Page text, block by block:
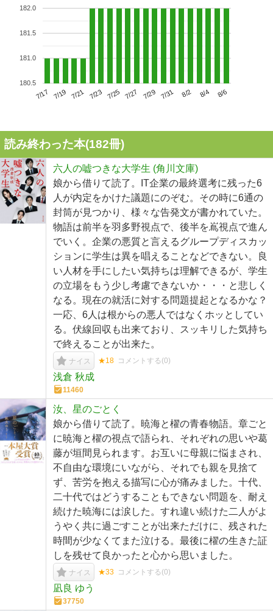
7/17 7/19 7/21 7/23 7/25 7/27 7/29 7/31 8/2 8/4 8/6
180.5
181.0
181.5
182.0
読み終わった本(182冊)
六人の嘘つきな大学生 (角川文庫)
娘から借りて読了。IT企業の最終選考に残った6
人が内定をかけた議題にのぞむ。その時に6通の
封筒が見つかり、様々な告発文が書かれていた。
物語は前半を羽多野視点で、後半を嶌視点で進ん
でいく。企業の悪質と言えるグループディスカッ
ションに学生は異を唱えることなどできない。良
い人材を手にしたい気持ちは理解できるが、学生
の立場をもう少し考慮できないか・・・と悲しく
なる。現在の就活に対する問題提起となるかな？
一応、6人は根からの悪人ではなくホッとしてい
る。伏線回収も出来ており、スッキリした気持ち
で終えることが出来た。
ナイス ★18 コメントする(0)
浅倉 秋成
11460
汝、星のごとく
娘から借りて読了。暁海と櫂の青春物語。章ごと
に暁海と櫂の視点で語られ、それぞれの思いや葛
藤が垣間見られます。お互いに母親に悩まされ、
不自由な環境にいながら、それでも親を見捨て
ず、苦労を抱える描写に心が痛みました。十代、
二十代ではどうすることもできない問題を、耐え
続けた暁海には涙した。すれ違い続けた二人がよ
うやく共に過ごすことが出来ただけに、残された
時間が少なくてまた泣ける。最後に櫂の生きた証
しを残せて良かったと心から思いました。
ナイス ★33 コメントする(0)
凪良 ゆう
37750